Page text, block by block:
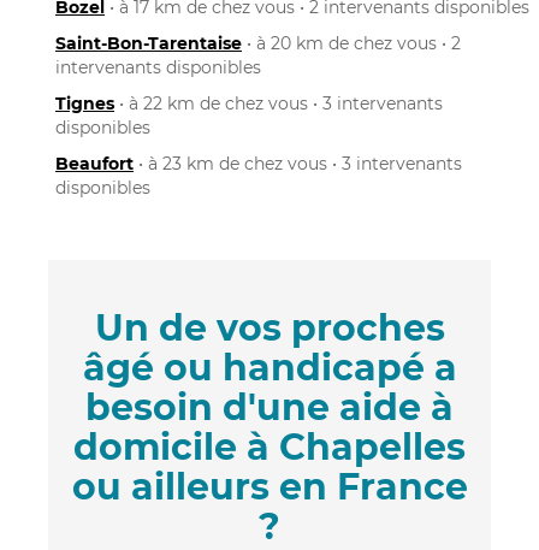
Bozel • à 17 km de chez vous • 2 intervenants disponibles
Saint-Bon-Tarentaise • à 20 km de chez vous • 2
intervenants disponibles
Tignes • à 22 km de chez vous • 3 intervenants
disponibles
Beaufort • à 23 km de chez vous • 3 intervenants
disponibles
Un de vos proches
âgé ou handicapé a
besoin d'une aide à
domicile à Chapelles
ou ailleurs en France
?